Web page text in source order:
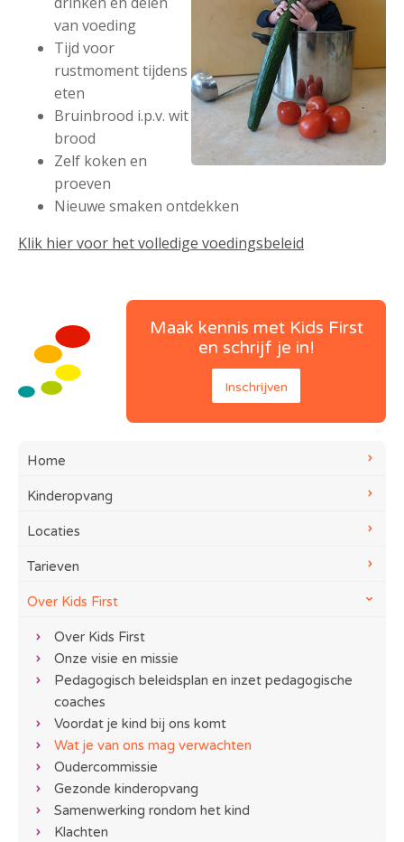
van voeding
Tijd voor
rustmoment tijdens
eten
Bruinbrood i.p.v. wit
brood
Zelf koken en
proeven
Nieuwe smaken ontdekken
Klik hier voor het volledige voedingsbeleid
Maak kennis met Kids First
en schrijf je in!
Inschrijven
Home
Kinderopvang
Locaties
Tarieven
Over Kids First
Over Kids First
Onze visie en missie
Pedagogisch beleidsplan en inzet pedagogische
coaches
Voordat je kind bij ons komt
Wat je van ons mag verwachten
Oudercommissie
Gezonde kinderopvang
Samenwerking rondom het kind
Klachten